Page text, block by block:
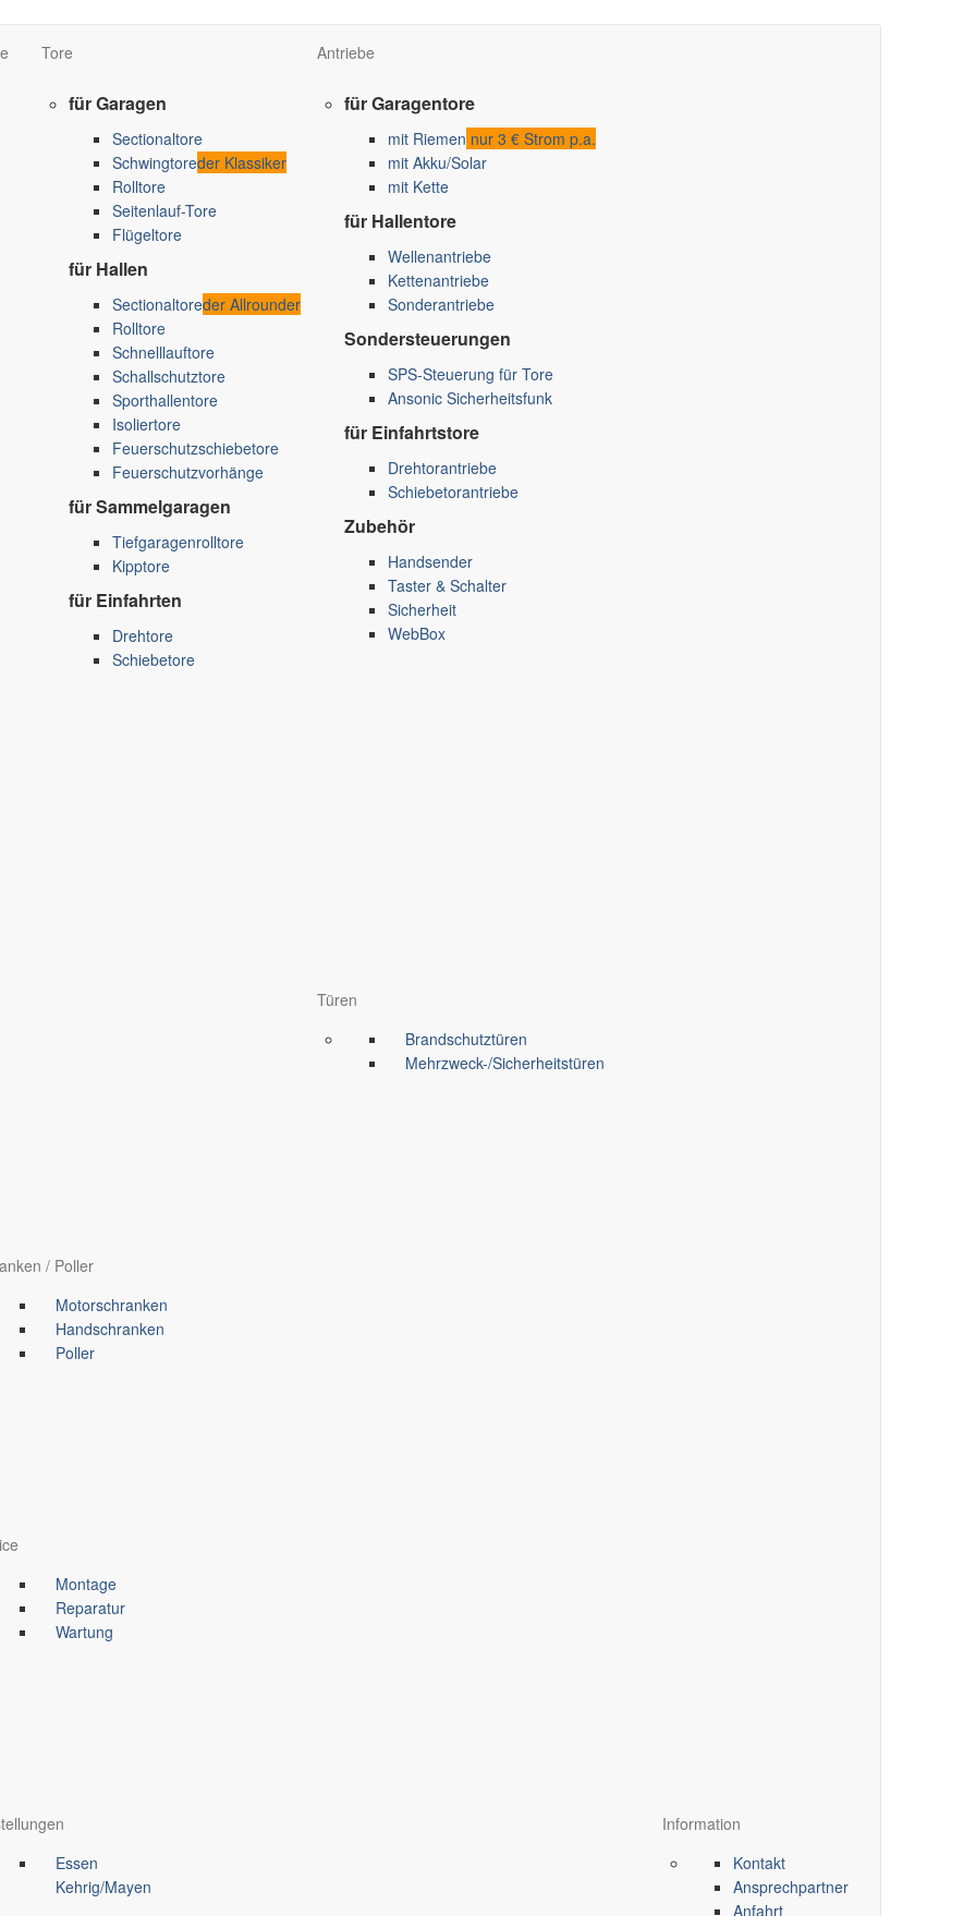
Tore
für Garagen
Sectionaltore
Schwingtoreder Klassiker
Rolltore
Seitenlauf-Tore
Flügeltore
für Hallen
Sectionaltoreder Allrounder
Rolltore
Schnelllauftore
Schallschutztore
Sporthallentore
Isoliertore
Feuerschutzschiebetore
Feuerschutzvorhänge
für Sammelgaragen
Tiefgaragenrolltore
Kipptore
für Einfahrten
Drehtore
Schiebetore
Antriebe
für Garagentore
mit Riemen nur 3 € Strom p.a.
mit Akku/Solar
mit Kette
für Hallentore
Wellenantriebe
Kettenantriebe
Sonderantriebe
Sondersteuerungen
SPS-Steuerung für Tore
Ansonic Sicherheitsfunk
für Einfahrtstore
Drehtorantriebe
Schiebetorantriebe
Zubehör
Handsender
Taster & Schalter
Sicherheit
WebBox
Türen
Brandschutztüren
Mehrzweck-/Sicherheitstüren
/ Poller
Motorschranken
Handschranken
Poller
Montage
Reparatur
Wartung
Essen
Kehrig/Mayen
Information
Kontakt
Ansprechpartner
Anfahrt